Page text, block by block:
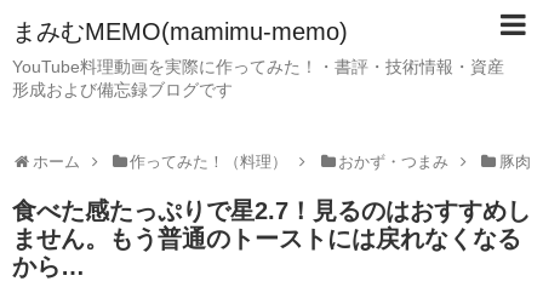
まみむMEMO(mamimu-memo)
YouTube料理動画を実際に作ってみた！・書評・技術情報・資産
形成および備忘録ブログです
ホーム 作ってみた！（料理） おかず・つまみ 豚肉
食べた感たっぷりで星2.7！見るのはおすすめし
ません。もう普通のトーストには戻れなくなる
から…